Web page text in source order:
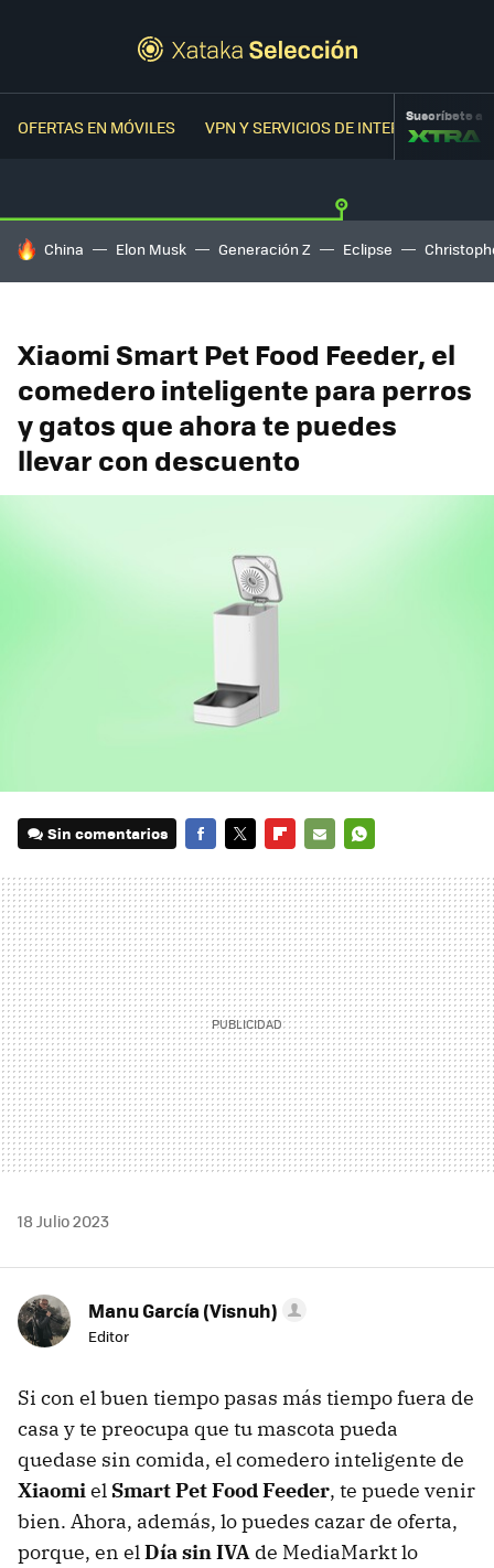
OFERTAS EN MÓVILES VPN Y SERVICIOS DE INTERNETSuscríbete a
HOY SE HABLA DE
China Elon Musk Generación Z Eclipse
Xiaomi Smart Pet Food Feeder, el
comedero inteligente para perros
y gatos que ahora te puedes
llevar con descuento
Sin comentarios
MAIL
18 Julio 2023
Manu García (Visnuh)
Editor
Si con el buen tiempo pasas más tiempo fuera de
casa y te preocupa que tu mascota pueda
quedase sin comida, el comedero inteligente de
Xiaomiel Smart Pet Food Feeder, te puede venir
bien. Ahora, además, lo puedes cazar de oferta,
porque, en elDía sin IVA de MediaMarkt lo